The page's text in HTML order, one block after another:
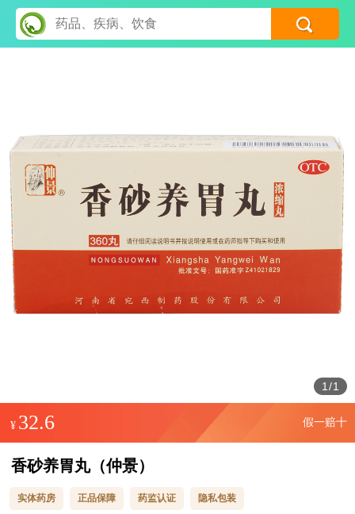
1 /1
¥ 32.6 假一赔十
香砂养胃丸（仲景）
实体药房 正品保障 药监认证 隐私包装